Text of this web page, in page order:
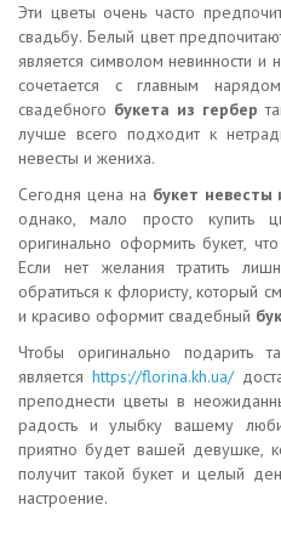
Эти цветы очень часто
свадьбу. Белый цвет
является символом невинности и
сочетается с главным
свадебного букета из гербер
лучше всего подходит к
невесты и жениха.
Сегодня цена на букет невесты
однако, мало просто купить
оригинально оформить букет,
Если нет желания тратить
обратиться к флористу, который
и красиво оформит свадебный
Чтобы оригинально подарить
является https://florina.kh.ua/
преподнести цветы в
радость и улыбку вашему
приятно будет вашей девушке,
получит такой букет и целый
настроение.